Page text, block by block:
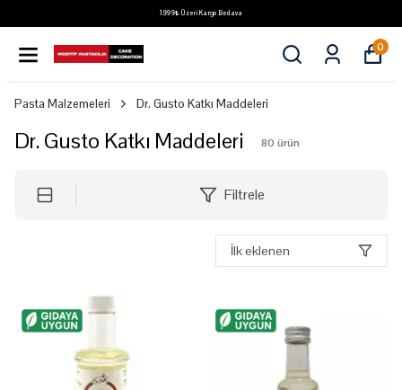
1.999₺ Üzeri Kargo Bedava
0
Pasta Malzemeleri Dr. Gusto Katkı Maddeleri
Dr. Gusto Katkı Maddeleri 80 ürün
Filtrele
İlk eklenen